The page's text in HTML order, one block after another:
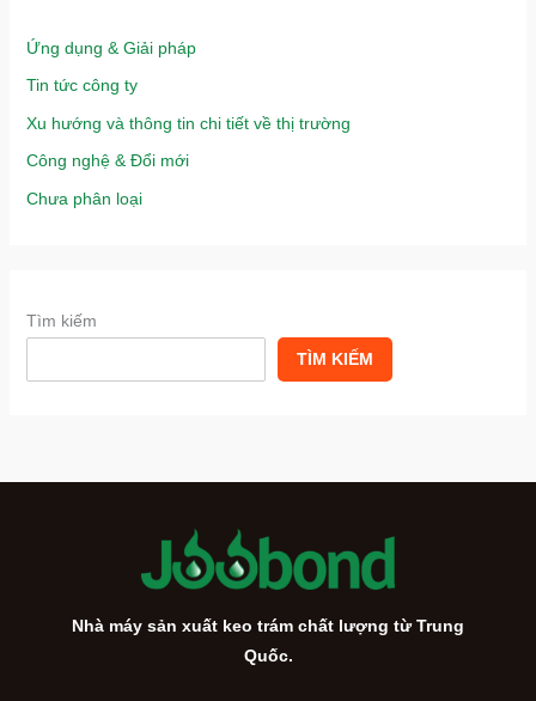
Ứng dụng & Giải pháp
Tin tức công ty
Xu hướng và thông tin chi tiết về thị trường
Công nghệ & Đổi mới
Chưa phân loại
Tìm kiếm
TÌM KIẾM
Nhà máy sản xuất keo trám chất lượng từ Trung
Quốc.